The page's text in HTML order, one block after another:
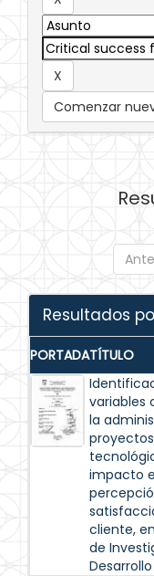
Comenzar
Resultados
PORTADATÍTULO
variables
la
proyectos
impacto
cliente,
de
Desarrollo